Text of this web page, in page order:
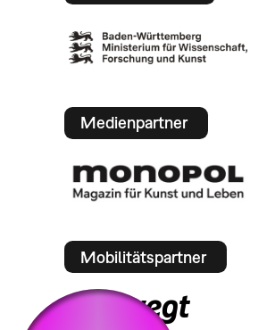
Medienpartner
Mobilitätspartner